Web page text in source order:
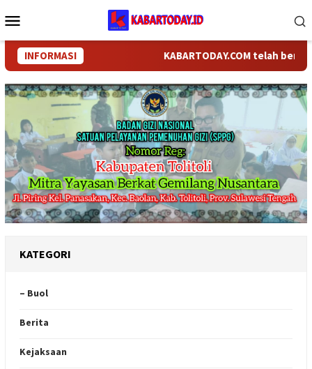
ke
Mobile
INFORMASI KABARTODAY.COM telah
KATEGORI
– Buol
Berita
Kejaksaan